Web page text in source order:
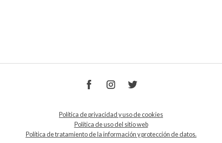
Política de privacidad y uso de cookies
Política de uso del sitio web
Política de tratamiento de la información y protección de datos.